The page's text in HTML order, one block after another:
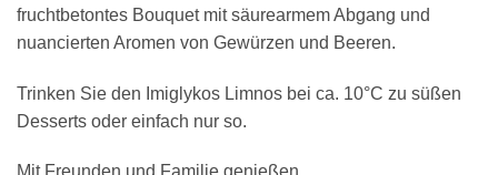
fruchtbetontes Bouquet mit säurearmem Abgang und
nuancierten Aromen von Gewürzen und Beeren.
Trinken Sie den Imiglykos Limnos bei ca. 10°C zu süßen
Desserts oder einfach nur so.